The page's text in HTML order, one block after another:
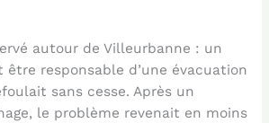
autour de Villeurbanne : un
responsable d’une évacuation
sans cesse. Après un
le problème revenait en moins